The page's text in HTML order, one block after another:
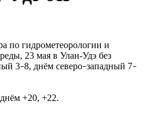
по гидрометеорологии и
23 мая в Улан-Удэ без
3–8, днём северо–западный 7–
+20, +22.